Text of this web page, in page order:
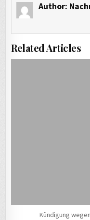
Author:
Related Articles
Kündigung